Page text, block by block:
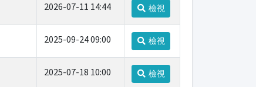
2026-07-11 14:44 檢視
2025-09-24 09:00 檢視
2025-07-18 10:00 檢視